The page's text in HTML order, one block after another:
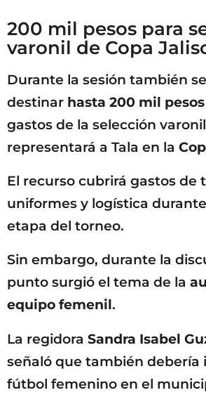
200 mil pesos para
varonil de Copa
Durante la sesión también
destinar hasta 200 mil pesos
gastos de la selección
representará a Tala en la
El recurso cubrirá gastos de
uniformes y logística
etapa del torneo.
Sin embargo, durante la
punto surgió el tema de la
equipo femenil.
La regidora Sandra Isabel
señaló que también debería
fútbol femenino en el